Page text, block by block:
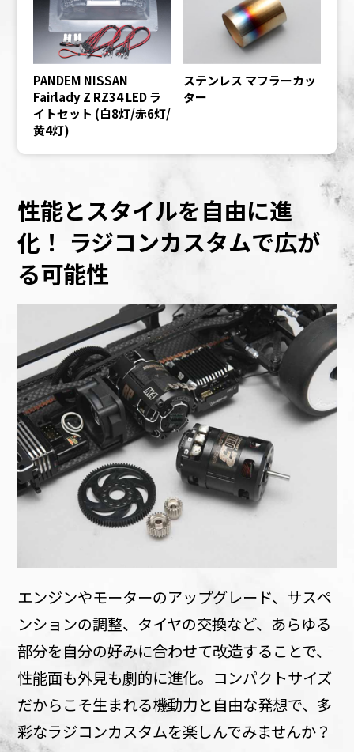
PANDEM NISSAN
Fairlady Z RZ34 LED ラ
イトセット (白8灯/赤6灯/
黄4灯)
ステンレス マフラーカッ
ター
性能とスタイルを自由に進
化！ ラジコンカスタムで広が
る可能性
エンジンやモーターのアップグレード、サスペ
ンションの調整、タイヤの交換など、あらゆる
部分を自分の好みに合わせて改造することで、
性能面も外見も劇的に進化。コンパクトサイズ
だからこそ生まれる機動力と自由な発想で、多
彩なラジコンカスタムを楽しんでみませんか？